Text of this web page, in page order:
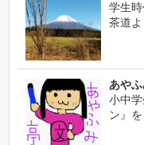
学生
茶道
あや
小中
ン』